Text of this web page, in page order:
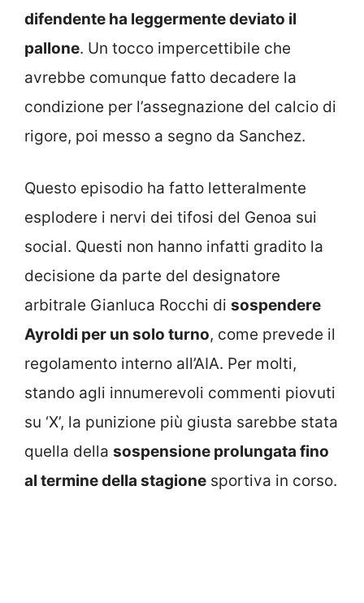
difendente ha leggermente deviato il
pallone. Un tocco impercettibile che
avrebbe comunque fatto decadere la
condizione per l’assegnazione del calcio di
rigore, poi messo a segno da Sanchez.
Questo episodio ha fatto letteralmente
esplodere i nervi dei tifosi del Genoa sui
social. Questi non hanno infatti gradito la
decisione da parte del designatore
arbitrale Gianluca Rocchi di sospendere
Ayroldi per un solo turno, come prevede il
regolamento interno all’AIA. Per molti,
stando agli innumerevoli commenti piovuti
su ‘X’, la punizione più giusta sarebbe stata
quella della sospensione prolungata fino
al termine della stagione sportiva in corso.